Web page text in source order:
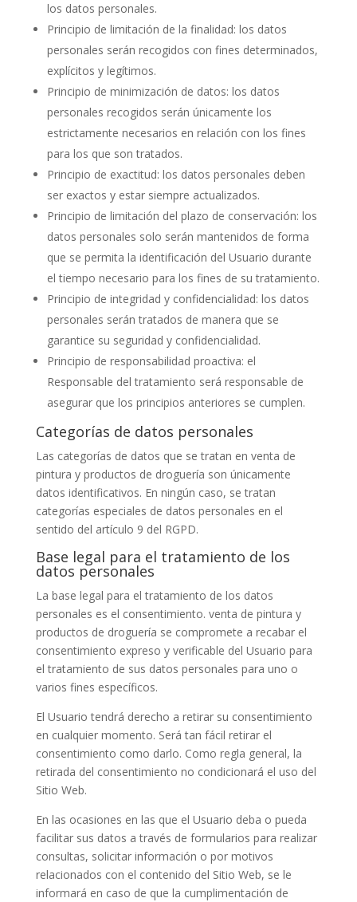
los datos personales.
Principio de limitación de la finalidad: los datos
personales serán recogidos con fines determinados,
explícitos y legítimos.
Principio de minimización de datos: los datos
personales recogidos serán únicamente los
estrictamente necesarios en relación con los fines
para los que son tratados.
Principio de exactitud: los datos personales deben
ser exactos y estar siempre actualizados.
Principio de limitación del plazo de conservación: los
datos personales solo serán mantenidos de forma
que se permita la identificación del Usuario durante
el tiempo necesario para los fines de su tratamiento.
Principio de integridad y confidencialidad: los datos
personales serán tratados de manera que se
garantice su seguridad y confidencialidad.
Principio de responsabilidad proactiva: el
Responsable del tratamiento será responsable de
asegurar que los principios anteriores se cumplen.
Categorías de datos personales
Las categorías de datos que se tratan en venta de
pintura y productos de droguería son únicamente
datos identificativos. En ningún caso, se tratan
categorías especiales de datos personales en el
sentido del artículo 9 del RGPD.
Base legal para el tratamiento de los
datos personales
La base legal para el tratamiento de los datos
personales es el consentimiento. venta de pintura y
productos de droguería se compromete a recabar el
consentimiento expreso y verificable del Usuario para
el tratamiento de sus datos personales para uno o
varios fines específicos.
El Usuario tendrá derecho a retirar su consentimiento
en cualquier momento. Será tan fácil retirar el
consentimiento como darlo. Como regla general, la
retirada del consentimiento no condicionará el uso del
Sitio Web.
En las ocasiones en las que el Usuario deba o pueda
facilitar sus datos a través de formularios para realizar
consultas, solicitar información o por motivos
relacionados con el contenido del Sitio Web, se le
informará en caso de que la cumplimentación de